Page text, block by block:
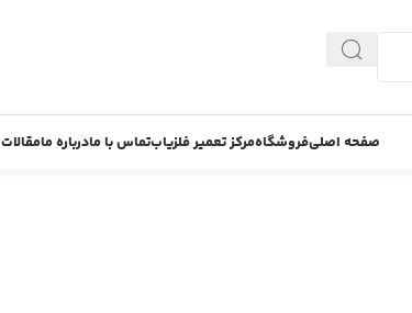
صفحه اصلیفروشگاهمرکز تعمیر فلزیابتماس با مادرباره مامقالات